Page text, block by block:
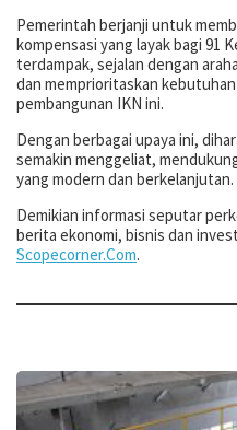
Pemerintah berjanji untuk
kompensasi yang layak bagi 91
terdampak, sejalan dengan
dan memprioritaskan
pembangunan IKN ini.
Dengan berbagai upaya ini,
semakin menggeliat,
yang modern dan berkelanjutan.
Demikian informasi seputar
berita ekonomi, bisnis dan
Scopecorner.Com.